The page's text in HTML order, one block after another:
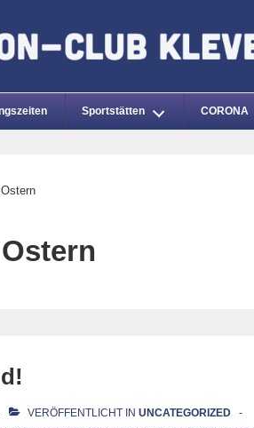
Sportstätten CORONA
Ostern
VERÖFFENTLICHT IN UNCATEGORIZED